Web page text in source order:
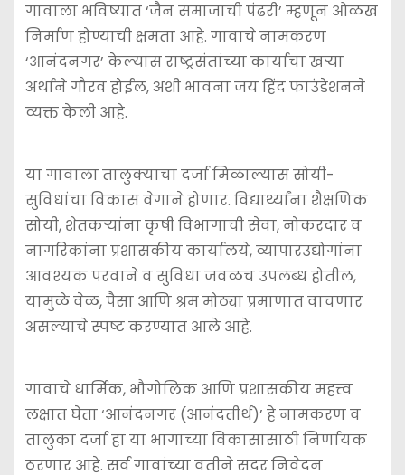
गावाला भविष्यात ‘जैन समाजाची पंढरी’ म्हणून ओळख
निर्माण होण्याची क्षमता आहे. गावाचे नामकरण
‘आनंदनगर’ केल्यास राष्ट्रसंतांच्या कार्याचा खऱ्या
अर्थाने गौरव होईल, अशी भावना जय हिंद फाउंडेशनने
व्यक्त केली आहे.
या गावाला तालुक्याचा दर्जा मिळाल्यास सोयी-
सुविधांचा विकास वेगाने होणार. विद्यार्थ्यांना शैक्षणिक
सोयी, शेतकऱ्यांना कृषी विभागाची सेवा, नोकरदार व
नागरिकांना प्रशासकीय कार्यालये, व्यापारउद्योगांना
आवश्‍यक परवाने व सुविधा जवळच उपलब्ध होतील,
यामुळे वेळ, पैसा आणि श्रम मोठ्या प्रमाणात वाचणार
असल्याचे स्पष्ट करण्यात आले आहे.
गावाचे धार्मिक, भौगोलिक आणि प्रशासकीय महत्त्व
लक्षात घेता ‘आनंदनगर (आनंदतीर्थ)’ हे नामकरण व
तालुका दर्जा हा या भागाच्या विकासासाठी निर्णायक
ठरणार आहे. सर्व गावांच्या वतीने सदर निवेदन